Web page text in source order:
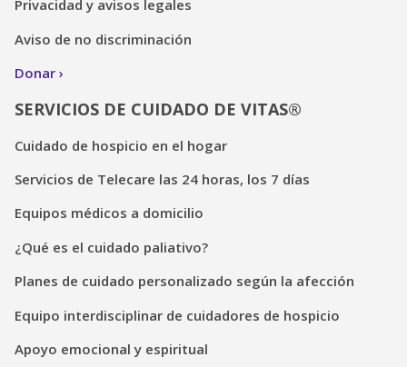
Privacidad y avisos legales
Aviso de no discriminación
Donar
SERVICIOS DE CUIDADO DE VITAS®
Cuidado de hospicio en el hogar
Servicios de Telecare las 24 horas, los 7 días
Equipos médicos a domicilio
¿Qué es el cuidado paliativo?
Planes de cuidado personalizado según la afección
Equipo interdisciplinar de cuidadores de hospicio
Apoyo emocional y espiritual